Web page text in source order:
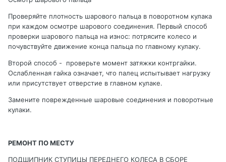
Проверяйте плотность шарового пальца в поворотном кулака
при каждом осмотре шарового соединения. Первый способ
проверки шарового пальца на износ: потрясите колесо и
почувствуйте движение конца пальца по главному кулаку.
Второй способ - проверьте момент затяжки контргайки.
Ослабленная гайка означает, что палец испытывает нагрузку
или присутствует отверстие в главном кулаке.
Замените поврежденные шаровые соединения и поворотные
кулаки.
РЕМОНТ ПО МЕСТУ
ПОДШИПНИК СТУПИЦЫ ПЕРЕДНЕГО КОЛЕСА В СБОРЕ